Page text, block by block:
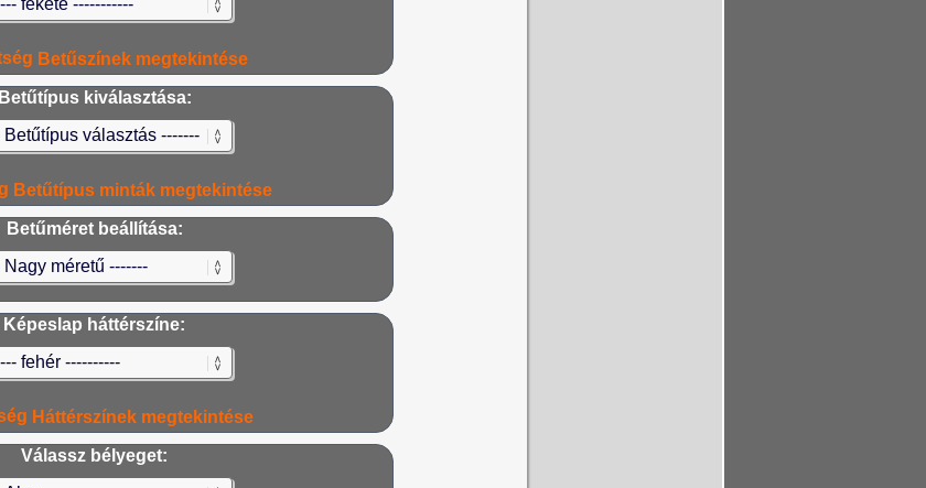
Betűszínek megtekintése
Betűtípus kiválasztása:
Betűtípus minták megtekintése
Betűméret beállítása:
Képeslap háttérszíne:
Háttérszínek megtekintése
Válassz bélyeget: